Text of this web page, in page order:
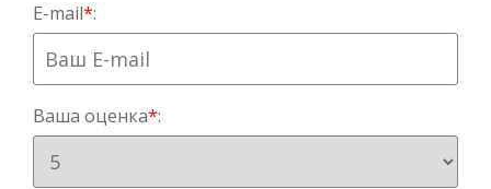
E-mail*:
Ваша оценка*: